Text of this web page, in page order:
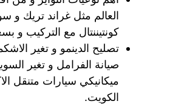
العالم مثل غراند تريك و
كونتيننتال مع التركيب و
تصليح الدينمو و تغير
صيانة الفرامل و تغير
ميكانيكي سيارات متنقل
الكويت.